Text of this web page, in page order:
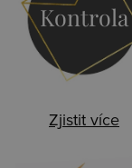
Kontrola
Zjistit více